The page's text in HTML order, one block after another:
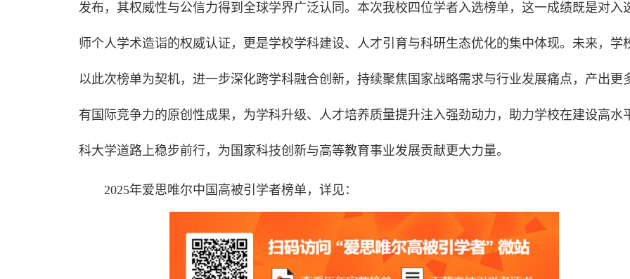
发布，其权威性与公信力得到全球学界广泛认同。本次我校四位学者入选榜单，这一成绩既是对入
师个人学术造诣的权威认证，更是学校学科建设、人才引育与科研生态优化的集中体现。未来，学
以此次榜单为契机，进一步深化跨学科融合创新，持续聚焦国家战略需求与行业发展痛点，产出更
有国际竞争力的原创性成果，为学科升级、人才培养质量提升注入强劲动力，助力学校在建设高水
科大学道路上稳步前行，为国家科技创新与高等教育事业发展贡献更大力量。
2025年爱思唯尔中国高被引学者榜单，详见：